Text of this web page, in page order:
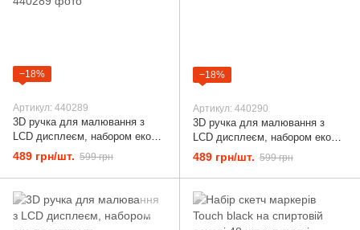
−18%
Артикул: 440289
3D ручка для малювання з
LCD дисплеєм, набором еко
пластику та трафаретами
3DPen-3 Pink
489 грн/шт. 599 грн
−18%
Артикул: 440290
3D ручка для малювання з
LCD дисплеєм, набором еко
пластику та трафаретами
3DPen-3 Violet
489 грн/шт. 599 грн